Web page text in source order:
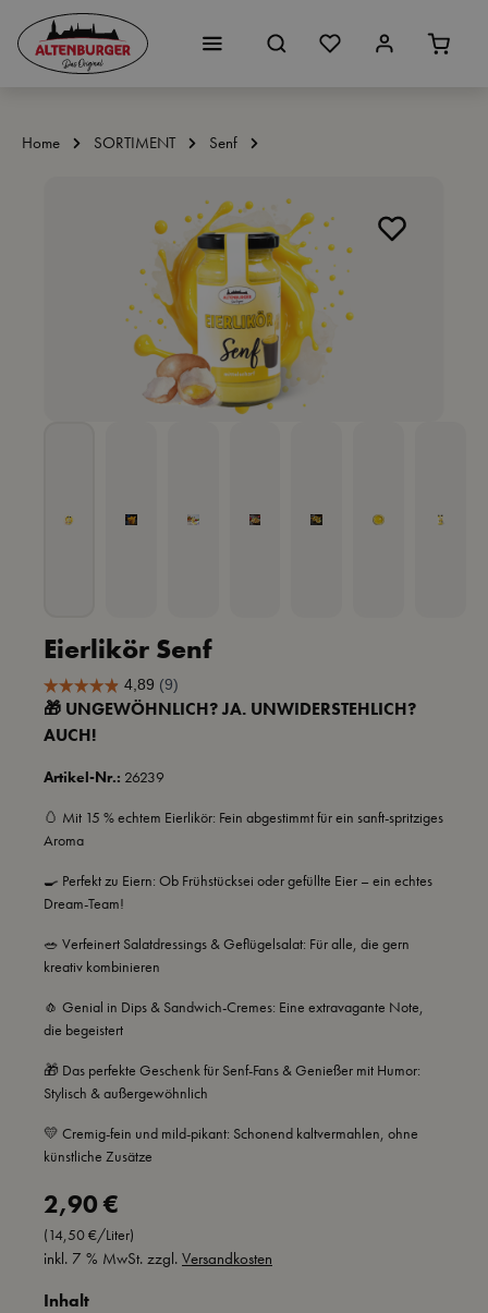
Zum Hauptinhalt springen
Home SORTIMENT Senf
Eierlikör Senf
🎁 UNGEWÖHNLICH? JA. UNWIDERSTEHLICH?
AUCH!
Artikel-Nr.: 26239
🥚 Mit 15 % echtem Eierlikör: Fein abgestimmt für ein sanft-spritziges
Aroma
🍳 Perfekt zu Eiern: Ob Frühstücksei oder gefüllte Eier – ein echtes
Dream-Team!
🥗 Verfeinert Salatdressings & Geflügelsalat: Für alle, die gern
kreativ kombinieren
🧄 Genial in Dips & Sandwich-Cremes: Eine extravagante Note,
die begeistert
🎁 Das perfekte Geschenk für Senf-Fans & Genießer mit Humor:
Stylisch & außergewöhnlich
💛 Cremig-fein und mild-pikant: Schonend kaltvermahlen, ohne
künstliche Zusätze
Regulärer Preis:
2,90 €
(14,50 €/Liter)
inkl. 7 % MwSt. zzgl. Versandkosten
Inhaltauswählen